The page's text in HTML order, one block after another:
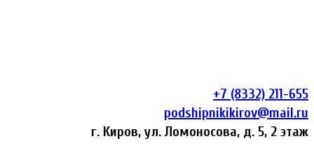
+7 (8332) 211-655
podshipnikikirov@mail.ru
г. Киров, ул. Ломоносова, д. 5, 2 этаж